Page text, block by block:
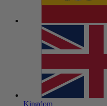
Kingdom